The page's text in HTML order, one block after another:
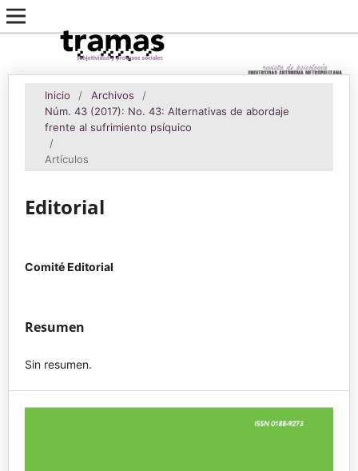
Inicio / Archivos
/
Núm. 43 (2017): No. 43: Alternativas de abordaje
frente al sufrimiento psíquico
/
Artículos
Editorial
Comité Editorial
Resumen
Sin resumen.